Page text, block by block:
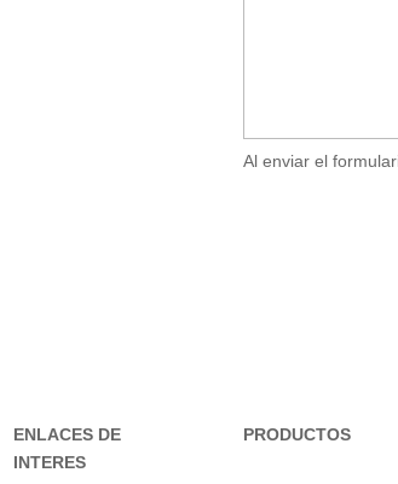
Al enviar el
ENLACES DE
INTERES
PRODUCTOS